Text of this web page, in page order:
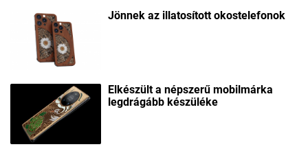
Jönnek az illatosított okostelefonok
Elkészült a népszerű mobilmárka
legdrágább készüléke